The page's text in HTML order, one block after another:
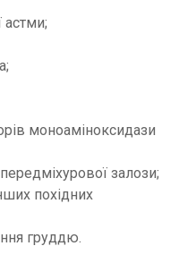
астми;
моноаміноксидази
залози;
похідних
груддю.